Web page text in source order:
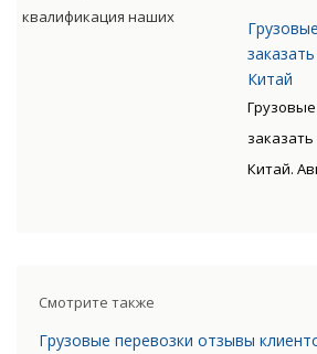
грузов.
квалификация наших
либо
время
такого
дороже,
Китай
Китай.
Смотрите также
Грузовые перевозки отзывы